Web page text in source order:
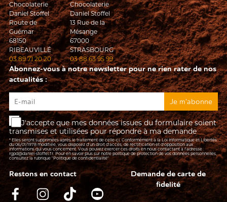
Chocolaterie
Daniel Stoffel
Route de
Guémar
68150
RIBEAUVILLÉ
03 89 71 20 20
Chocolaterie
Daniel Stoffel
13 Rue de la
Mésange
67000
STRASBOURG
03 88 63 95 99
Abonnez-vous à notre newsletter pour ne rien rater de nos
actualités :
J'accepte que mes données issues du formulaire soient
transmises et utilisées pour répondre à ma demande
* Elles seront supprimées après le traitement de celle-ci. Conformément à la Loi Informatique et Libertés
du 06/01/1978 modifiée, vous disposez d'un droit d'accès, de rectification et d’opposition aux
informations qui vous concernent. Vous pouvez exercer ces droits en nous contactant à l'adresse :
rgpd@daniel-stoffel.fr. Pour en savoir plus sur notre politique de protection de vos données personnelles,
consultez la rubrique "Politique de confidentialité"
Restons en contact
Demande de carte de
fidelité